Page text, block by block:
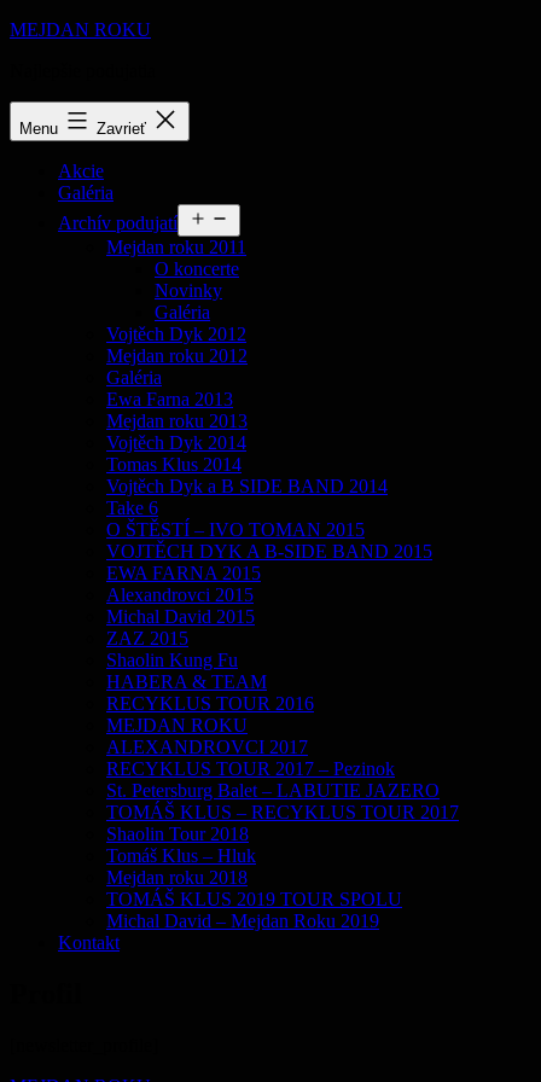
Prejsť
MEJDAN ROKU
Menu Zavrieť
Akcie
Galéria
Archív podujatí
menu
Mejdan roku 2011
O koncerte
Novinky
Galéria
Vojtěch Dyk 2012
Mejdan roku 2012
Galéria
Ewa Farna 2013
Mejdan roku 2013
Vojtěch Dyk 2014
Tomas Klus 2014
Vojtěch Dyk a B SIDE BAND 2014
Take 6
O ŠTĚSTÍ – IVO TOMAN 2015
VOJTĚCH DYK A B-SIDE BAND 2015
EWA FARNA 2015
Alexandrovci 2015
Michal David 2015
ZAZ 2015
Shaolin Kung Fu
HABERA & TEAM
RECYKLUS TOUR 2016
MEJDAN ROKU
ALEXANDROVCI 2017
RECYKLUS TOUR 2017 – Pezinok
St. Petersburg Balet – LABUTIE JAZERO
TOMÁŠ KLUS – RECYKLUS TOUR 2017
Shaolin Tour 2018
Tomáš Klus – Hluk
Mejdan roku 2018
TOMÁŠ KLUS 2019 TOUR SPOLU
Michal David – Mejdan Roku 2019
Kontakt